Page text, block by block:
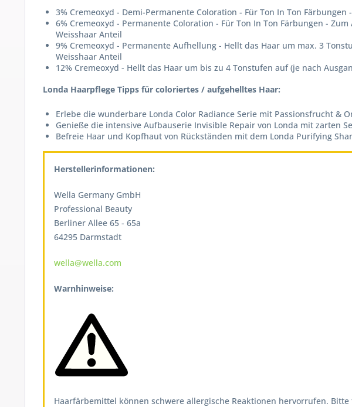
3% Cremeoxyd - Demi-Permanente Coloration - Für Ton In Ton
6% Cremeoxyd - Permanente Coloration - Für Ton In Ton Färbungen -
Weisshaar Anteil
9% Cremeoxyd - Permanente Aufhellung - Hellt das Haar um max. 3
Weisshaar Anteil
12% Cremeoxyd - Hellt das Haar um bis zu 4 Tonstufen auf (je nach
Londa Haarpflege Tipps für coloriertes / aufgehelltes Haar:
Erlebe die wunderbare Londa Color Radiance Serie mit Passionsfrucht &
Genieße die intensive Aufbauserie Invisible Repair von Londa mit zarten
Befreie Haar und Kopfhaut von Rückständen mit dem Londa Purifying
Herstellerinformationen:
Wella Germany GmbH
Professional Beauty
Berliner Allee 65 - 65a
64295 Darmstadt
wella@wella.com
Warnhinweise:
Haarfärbemittel können schwere allergische Reaktionen hervorrufen.